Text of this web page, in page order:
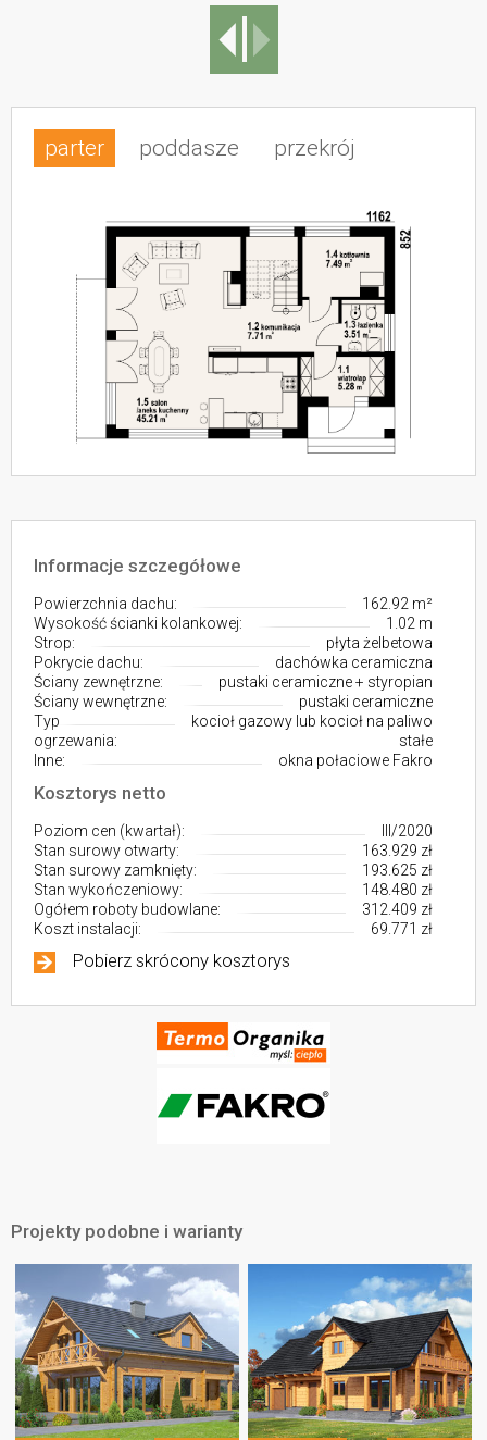
parter poddasze przekrój
Informacje szczegółowe
Powierzchnia dachu:
162.92 m²
Wysokość ścianki kolankowej:
1.02 m
Strop:
płyta żelbetowa
Pokrycie dachu:
dachówka ceramiczna
Ściany zewnętrzne:
pustaki ceramiczne + styropian
Ściany wewnętrzne:
pustaki ceramiczne
Typ
ogrzewania:
kocioł gazowy lub kocioł na paliwo
stałe
Inne:
okna połaciowe Fakro
Kosztorys netto
Poziom cen (kwartał):
III/2020
Stan surowy otwarty:
163.929 zł
Stan surowy zamknięty:
193.625 zł
Stan wykończeniowy:
148.480 zł
Ogółem roboty budowlane:
312.409 zł
Koszt instalacji:
69.771 zł
Pobierz skrócony kosztorys
Projekty podobne i warianty